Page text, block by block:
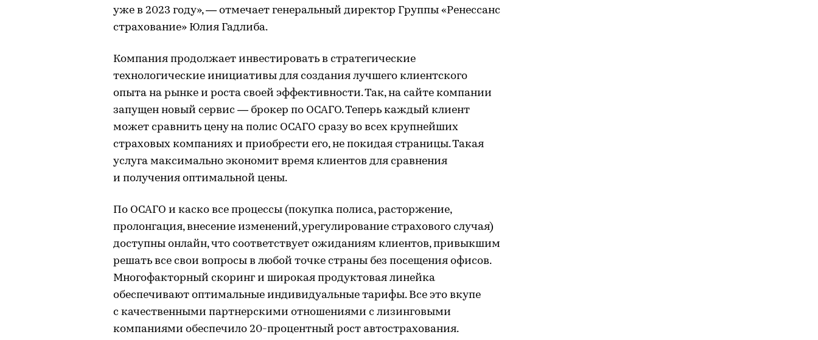
уже в 2023 году», — отмечает генеральный директор Группы «Ренессанс
страхование» Юлия Гадлиба.
Компания продолжает инвестировать в стратегические
технологические инициативы для создания лучшего клиентского
опыта на рынке и роста своей эффективности. Так, на сайте компании
запущен новый сервис — брокер по ОСАГО. Теперь каждый клиент
может сравнить цену на полис ОСАГО сразу во всех крупнейших
страховых компаниях и приобрести его, не покидая страницы. Такая
услуга максимально экономит время клиентов для сравнения
и получения оптимальной цены.
По ОСАГО и каско все процессы (покупка полиса, расторжение,
пролонгация, внесение изменений, урегулирование страхового случая)
доступны онлайн, что соответствует ожиданиям клиентов, привыкшим
решать все свои вопросы в любой точке страны без посещения офисов.
Многофакторный скоринг и широкая продуктовая линейка
обеспечивают оптимальные индивидуальные тарифы. Все это вкупе
с качественными партнерскими отношениями с лизинговыми
компаниями обеспечило 20-процентный рост автострахования.